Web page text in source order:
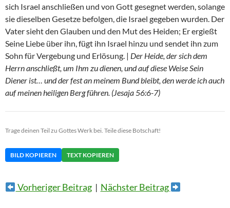
sich Israel anschließen und von Gott gesegnet werden, solange
sie dieselben Gesetze befolgen, die Israel gegeben wurden. Der
Vater sieht den Glauben und den Mut des Heiden; Er ergießt
Seine Liebe über ihn, fügt ihn Israel hinzu und sendet ihn zum
Sohn für Vergebung und Erlösung. | Der Heide, der sich dem
Herrn anschließt, um Ihm zu dienen, und auf diese Weise Sein
Diener ist… und der fest an meinem Bund bleibt, den werde ich auch
auf meinen heiligen Berg führen. (Jesaja 56:6-7)
Trage deinen Teil zu Gottes Werk bei. Teile diese Botschaft!
BILD KOPIEREN TEXT KOPIEREN
Vorheriger Beitrag| Nächster Beitrag